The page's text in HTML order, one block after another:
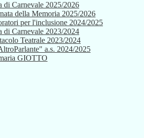
di Carnevale 2025/2026
della Memoria 2025/2026
per l'inclusione 2024/2025
di Carnevale 2023/2024
Teatrale 2023/2024
a.s. 2024/2025
GIOTTO